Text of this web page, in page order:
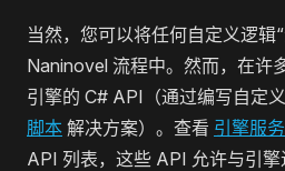
当然，您可以将任何自定义逻辑
Naninovel 流程中。然而，在许
引擎的 C# API（通过编写自定
脚本 解决方案）。查看 引擎服
API 列表，这些 API 允许与引